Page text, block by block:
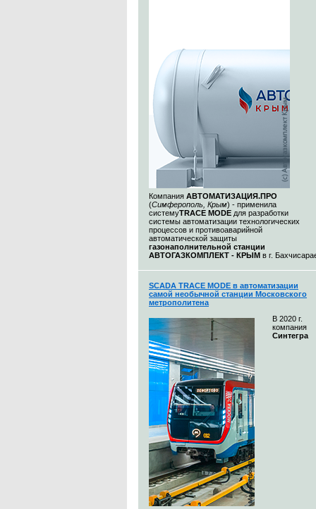
Компания АВТОМАТИЗАЦИЯ.ПРО
(Симферополь, Крым) - применила
системуTRACE MODE для разработки
системы автоматизации технологических
процессов и противоаварийной
автоматической защиты
газонаполнительной станции
АВТОГАЗКОМПЛЕКТ - КРЫМ в г.
SCADA TRACE MODE в автоматизации
самой необычной станции Московского
метрополитена
В 2020 г.
компания
Синтегра